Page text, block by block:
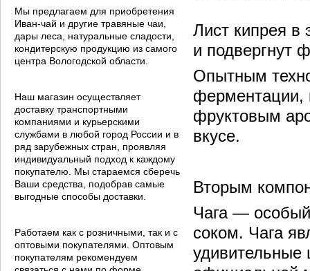
Мы предлагаем для приобретения
Иван-чай и другие травяные чаи,
дары леса, натуральные сладости,
кондитерскую продукцию из самого
центра Вологодской области.
Наш магазин осуществляет
доставку транспортными
компаниями и курьерскими
службами в любой город России и в
ряд зарубежных стран, проявляя
индивидуальный подход к каждому
покупателю. Мы стараемся сберечь
Ваши средства, подобрав самые
выгодные способы доставки.
Работаем как с розничными, так и с
оптовыми покупателями. Оптовым
покупателям рекомендуем
Лист кипрея в
и подвергнут
Опытным
ферментации,
фруктовым
вкусе.
Вторым
Чага — особый
соком. Чага
удивительные